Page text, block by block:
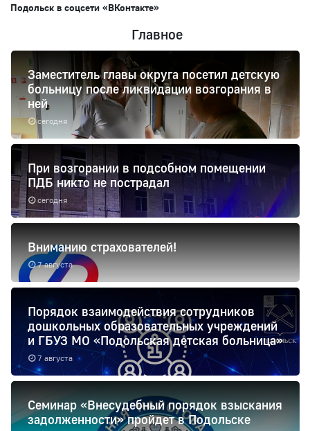
Подольск в соцсети «ВКонтакте»
Главное
сегодня
Заместитель главы округа посетил детскую
больницу после ликвидации возгорания в
ней
сегодня
При возгорании в подсобном помещении
ПДБ никто не пострадал
7 августа
Вниманию страхователей!
7 августа
Порядок взаимодействия сотрудников
дошкольных образовательных учреждений
и ГБУЗ МО «Подольская детская больница»
Семинар «Внесудебный порядок взыскания
задолженности» пройдет в Подольске